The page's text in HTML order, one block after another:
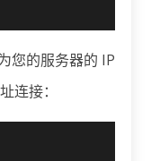
您的服务器的 IP
连接：